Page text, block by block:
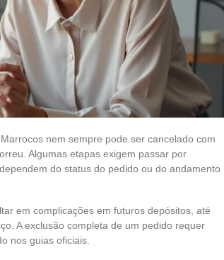
nem sempre pode ser cancelado com
Algumas etapas exigem passar por
do status do pedido ou do andamento
em complicações em futuros depósitos, até
A exclusão completa de um pedido requer
nos guias oficiais.